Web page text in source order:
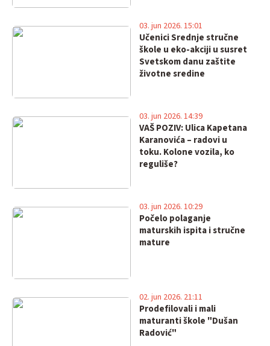
Učenici Srednje stručne
škole u eko-akciji u susret
Svetskom danu zaštite
životne sredine
03. jun 2026. 15:01
VAŠ POZIV: Ulica Kapetana
Karanovića – radovi u
toku. Kolone vozila, ko
reguliše?
03. jun 2026. 14:39
Počelo polaganje
maturskih ispita i stručne
mature
03. jun 2026. 10:29
Prodefilovali i mali
maturanti škole "Dušan
Radović"
02. jun 2026. 21:11